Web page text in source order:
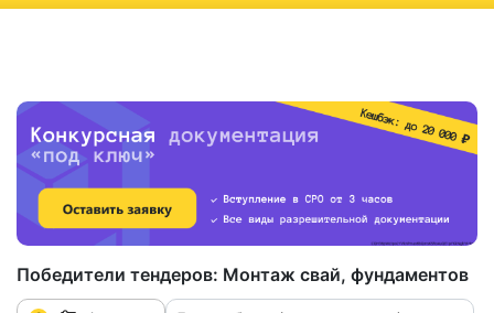
Победители тендеров: Монтаж свай, фундаментов